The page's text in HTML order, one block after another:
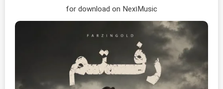
for download on Nex1Music